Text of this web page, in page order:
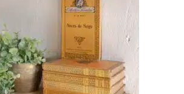
AJOUTER AU PANIER